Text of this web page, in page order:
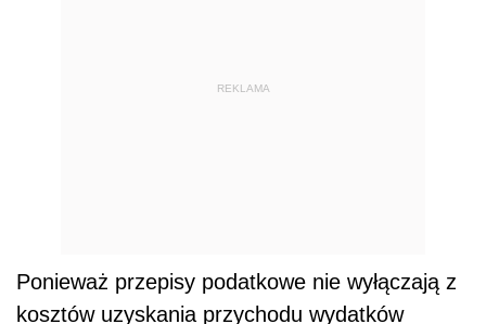
REKLAMA
Ponieważ przepisy podatkowe nie wyłączają z
kosztów uzyskania przychodu wydatków